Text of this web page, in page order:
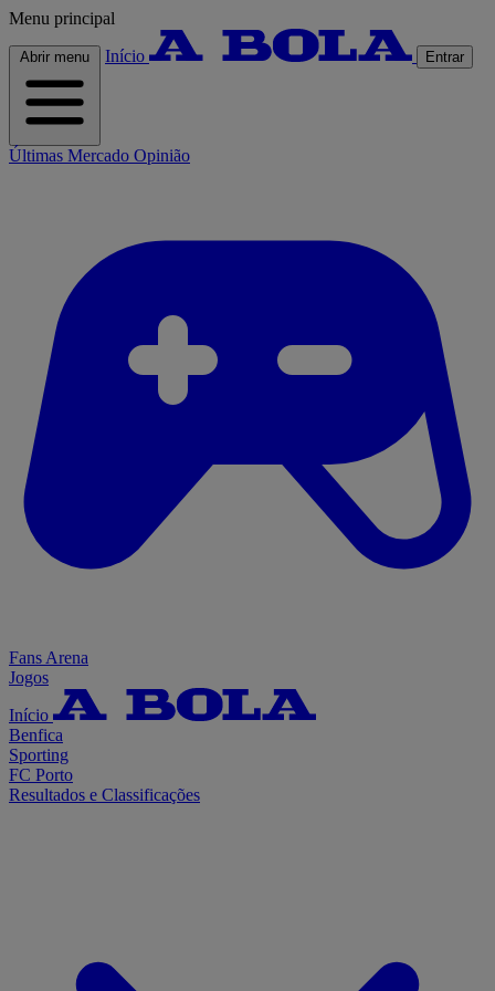
Menu principal
Abrir menu Início Entrar
Últimas Mercado Opinião
Fans Arena
Jogos
Início
Benfica
Sporting
FC Porto
Resultados e Classificações